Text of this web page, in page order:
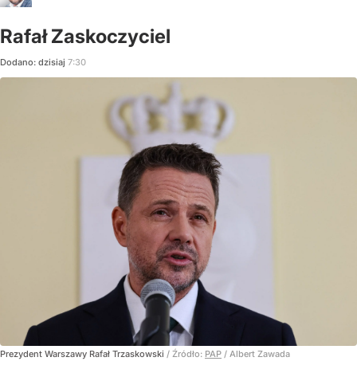
Rafał Zaskoczyciel
Dodano: dzisiaj 7:30
Prezydent Warszawy Rafał Trzaskowski / Źródło: PAP / Albert Zawada